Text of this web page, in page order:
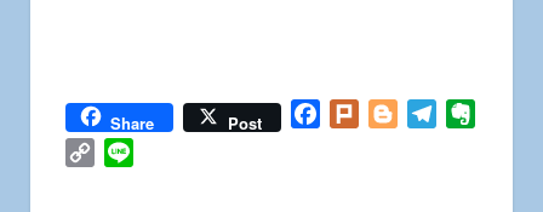
Share Post Facebook
Plurk BloggerTelegram
Copy